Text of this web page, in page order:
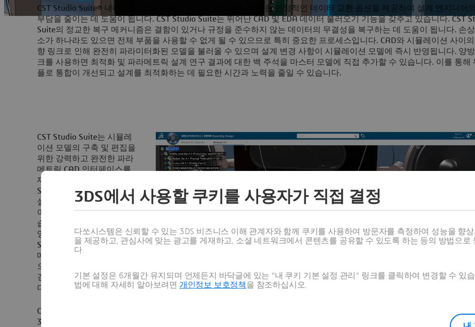
CST Studio Suite® 내에서 사용할 수 있는 뛰어난 워크플로 통합은 안정적인 데이터 교환 옵션을 제공하여 설계 엔지니어
부담을 줄이는 데 도움이 됩니다. CST Studio Suite는 뛰어난 CAD 및 EDA 데이터 불러오기 기능을 갖추고 있습니다. CST
Suite의 정교한 복구 메커니즘은 결함이 있거나 규정을 준수하지 않는 데이터의 무결성을 복구하는 데 도움이 됩니다. 손
소가 하나라도 있으면 전체 부품을 사용할 수 없게 될 수 있으므로 특히 중요한 프로세스입니다. CAD와 시뮬레이션 사이
향 링크로 인해 완전히 파라미터화된 모델을 불러올 수 있으며 설계 변경 사항이 시뮬레이션 모델에 즉시 반영됩니다. 양
크를 사용하면 최적화 및 파라메트릭 설계 연구 결과에 대한 백 주석을 마스터 모델에 직접 추가할 수 있습니다. 이를 통해
플로 통합이 개선되고 설계를 최적화하는 데 필요한 시간과 노력을 줄일 수 있습니다.
CST Studio Suite는 시뮬레
이션 모델의 구축 및 편집을
위한 강력하고 완전한 파라
메트릭 CAD 인터페이스를
제공합니다. CST Studio
Suite는 다양한 CAD 및 전자
설계 자동화(EDA) 소프트웨
어에서 모델을 불러올 수 있
습니다. 완전한 파라메트릭
양방향 링크를 통해 CST
Studio Suite에서 직접 파라
메트릭 구조를 수정할 수 있
으므로, 원래 설계 도구에 변
경 사항을 반영할 수 있습니
다.
CST Studio Suite 기술은
3D
3DS에서 사용할 쿠키를 사용자가 직접 결정
다쏘시스템은 신뢰할 수 있는 3DS 비즈니스 이해 관계자와 함께 쿠키를 사용하여 방문자를 측정하여 성능을 향
을 제공하고, 관심사에 맞는 광고를 게재하고, 소셜 네트워크에서 콘텐츠를 공유할 수 있도록 하는 등의 방법으로
다.
기본 설정은 6개월간 유지되며 언제든지 바닥글에 있는 "내 쿠키 기본 설정 관리" 링크를 클릭하여 변경할 수 있
법에 대해 자세히 알아보려면 개인정보 보호정책을 참조하십시오.